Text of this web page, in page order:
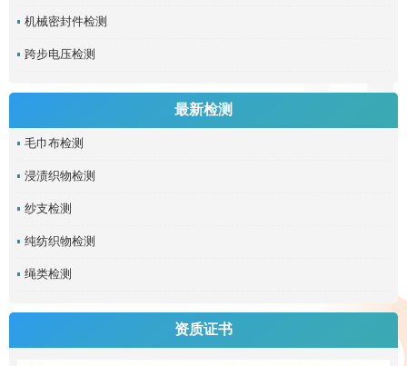
机械密封件检测
跨步电压检测
最新检测
毛巾布检测
浸渍织物检测
纱支检测
纯纺织物检测
绳类检测
资质证书